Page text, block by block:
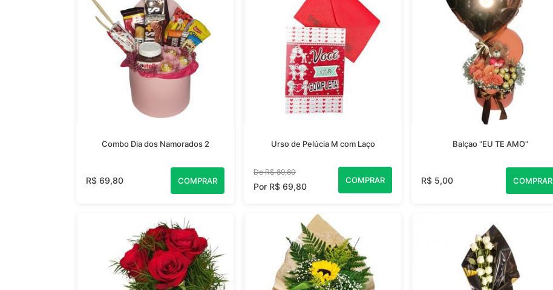
Combo Dia dos Namorados 2
R$ 69,80 COMPRAR
Urso de Pelúcia M com Laço
De R$ 89,80
Por R$ 69,80
COMPRAR
Balçao "EU TE AMO"
R$ 5,00 COMPRAR